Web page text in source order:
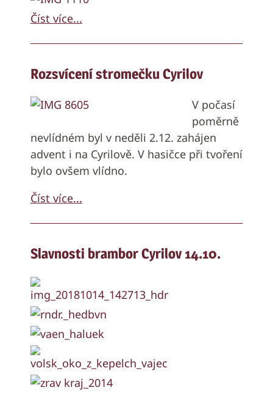
Číst více...
Rozsvícení stromečku Cyrilov
V počasí
poměrně
nevlídném byl v neděli 2.12. zahájen
advent i na Cyrilově. V hasičce při tvoření
bylo ovšem vlídno.
Číst více...
Slavnosti brambor Cyrilov 14.10.